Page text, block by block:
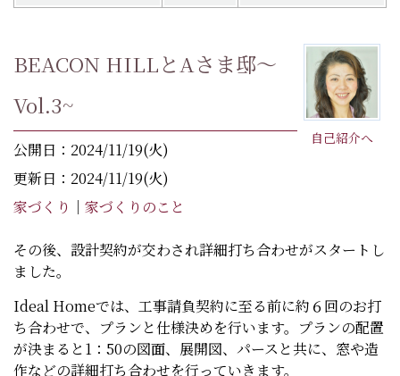
自己紹介へ
BEACON HILLとAさま邸～
Vol.3~
公開日：2024/11/19(火)
更新日：2024/11/19(火)
家づくり ｜ 家づくりのこと
その後、設計契約が交わされ詳細打ち合わせがスタートし
ました。
Ideal Homeでは、工事請負契約に至る前に約６回のお打
ち合わせで、プランと仕様決めを行います。プランの配置
が決まると1：50の図面、展開図、パースと共に、窓や造
作などの詳細打ち合わせを行っていきます。